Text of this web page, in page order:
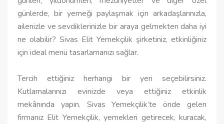
günlerde, bir yemeği paylaşmak için arkadaşlarınızla,
ailenizle ve sevdiklerinizle bir araya gelmekten daha iyi
ne olabilir? Sivas Elit Yemekçilik şirketiniz, etkinliğiniz
için ideal menü tasarlamanızı sağlar.
Tercih ettiğiniz herhangi bir yeri seçebilirsiniz.
Kutlamalarınızı evinizde veya ettiğiniz etkinlik
mekânında yapın. Sivas Yemekçilik’te önde gelen
firmanız Elit Yemekçilik, yemekleri getirecek, kuracak,